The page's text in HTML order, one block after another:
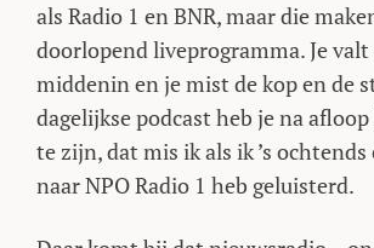
als Radio 1 en BNR, maar die
doorlopend liveprogramma. Je
middenin en je mist de kop en de
dagelijkse podcast heb je na afloop
te zijn, dat mis ik als ik ’s
naar NPO Radio 1 heb geluisterd.